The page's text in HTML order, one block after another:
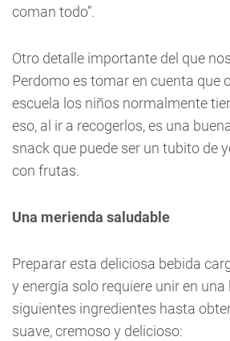
coman todo”.
Otro detalle importante del que
Perdomo es tomar en cuenta que
escuela los niños normalmente
eso, al ir a recogerlos, es una
snack que puede ser un tubito de
con frutas.
Una merienda saludable
Preparar esta deliciosa bebida
y energía solo requiere unir en
siguientes ingredientes hasta
suave, cremoso y delicioso: